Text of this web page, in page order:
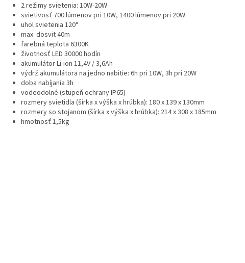
2 režimy svietenia: 10W-20W
svietivosť 700 lúmenov pri 10W, 1400 lúmenov pri 20W
uhol svietenia 120°
max. dosvit 40m
farebná teplota 6300K
životnosť LED 30000 hodín
akumulátor Li-ion 11,4V / 3,6Ah
výdrž akumulátora na jedno nabitie: 6h pri 10W, 3h pri 20W
doba nabíjania 3h
vodeodolné (stupeň ochrany IP65)
rozmery svietidla (šírka x výška x hrúbka): 180 x 139 x 130mm
rozmery so stojanom (šírka x výška x hrúbka): 214 x 308 x 185mm
hmotnosť 1,5kg